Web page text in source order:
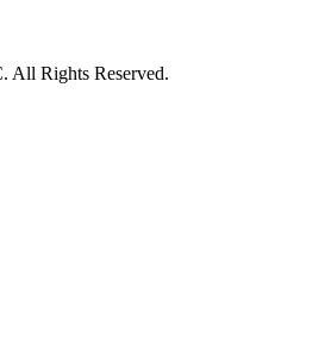
All Rights Reserved.